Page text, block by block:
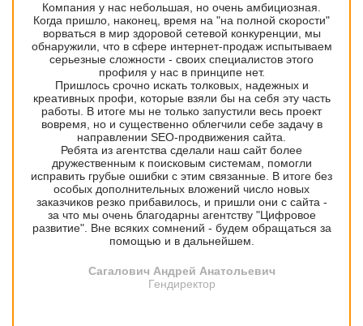
Компания у нас небольшая, но очень амбициозная.
Когда пришло, наконец, время на "на полной скорости"
ворваться в мир здоровой сетевой конкуренции, мы
обнаружили, что в сфере интернет-продаж испытываем
серьезные сложности - своих специалистов этого
профиля у нас в принципе нет.
Пришлось срочно искать толковых, надежных и
креативных профи, которые взяли бы на себя эту часть
работы. В итоге мы не только запустили весь проект
вовремя, но и существенно облегчили себе задачу в
направлении SEO-продвижения сайта.
Ребята из агентства сделали наш сайт более
дружественным к поисковым системам, помогли
исправить грубые ошибки с этим связанные. В итоге без
особых дополнительных вложений число новых
заказчиков резко прибавилось, и пришли они с сайта -
за что мы очень благодарны агентству "Цифровое
развитие". Вне всяких сомнений - будем обращаться за
помощью и в дальнейшем.
Сагалович Андрей Анатольевич
Гендиректор